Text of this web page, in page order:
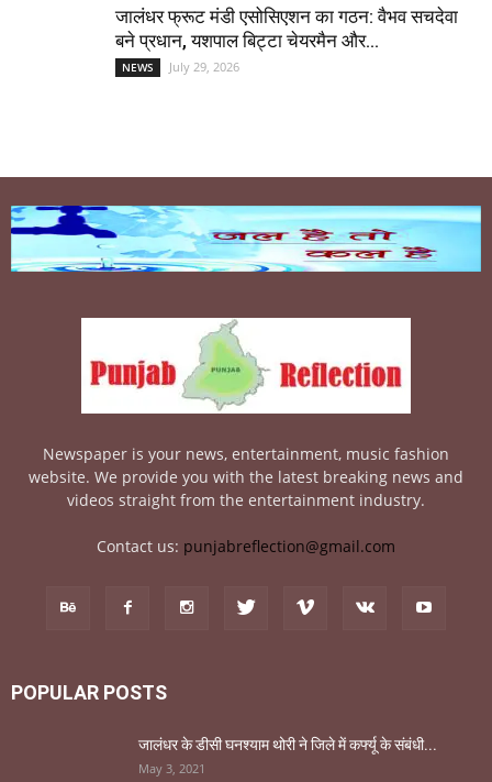
जालंधर फ्रूट मंडी एसोसिएशन का गठन: वैभव सचदेवा
बने प्रधान, यशपाल बिट्टा चेयरमैन और...
NEWS July 29, 2026
Newspaper is your news, entertainment, music fashion
website. We provide you with the latest breaking news and
videos straight from the entertainment industry.
Contact us: punjabreflection@gmail.com
POPULAR POSTS
जालंधर के डीसी घनश्याम थोरी ने जिले में कर्फ्यू के संबंधी...
May 3, 2021